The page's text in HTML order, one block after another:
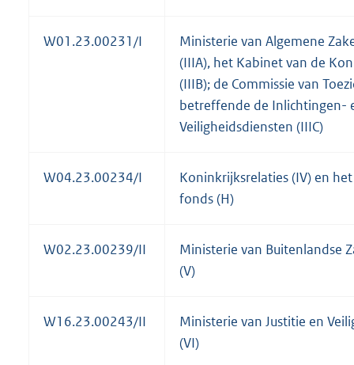
W01.23.00231/I
Ministerie van Algemene
(IIIA), het Kabinet van de
(IIIB); de Commissie van
betreffende de Inlichtingen-
Veiligheidsdiensten (IIIC)
W04.23.00234/I
Koninkrijksrelaties (IV) en het
fonds (H)
W02.23.00239/II
Ministerie van Buitenlandse
(V)
W16.23.00243/II
Ministerie van Justitie en
(VI)